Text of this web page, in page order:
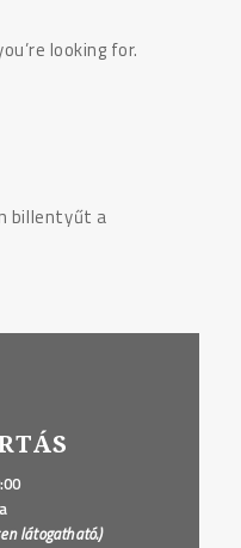
looking for.
billentyűt a
látogatható.)